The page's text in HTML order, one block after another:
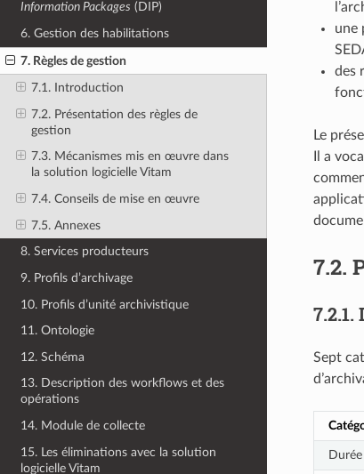
Information Packages (DIP)
6. Gestion des habilitations
7. Règles de gestion
7.1. Introduction
7.2. Présentation des règles de
gestion
7.3. Mécanismes mis en œuvre dans
la solution logicielle Vitam
7.4. Conseils de mise en œuvre
7.5. Annexes
8. Services producteurs
9. Profils d’archivage
10. Profils d’unité archivistique
11. Ontologie
12. Schéma
13. Description des workflows et des
opérations
14. Module de collecte
15. Les éliminations avec la solution
logicielle Vitam
une
des
Le
Il a
7.2.
7.2.1.
Sept